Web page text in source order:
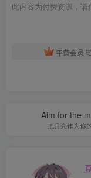
此内容为付费资源，请
年费会员
Aim for the
把月亮作为你